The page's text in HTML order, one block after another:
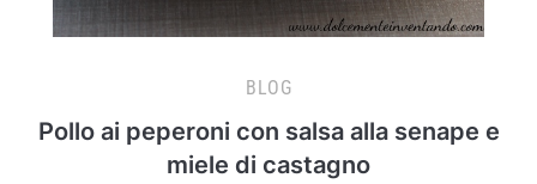
BLOG
Pollo ai peperoni con salsa alla senape e
miele di castagno